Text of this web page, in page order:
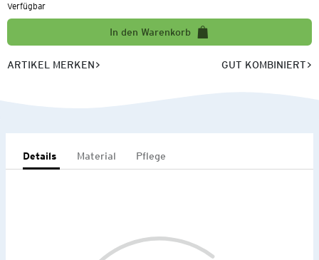
Verfügbar
In den Warenkorb
ARTIKEL MERKEN GUT KOMBINIERT
Details Material Pflege